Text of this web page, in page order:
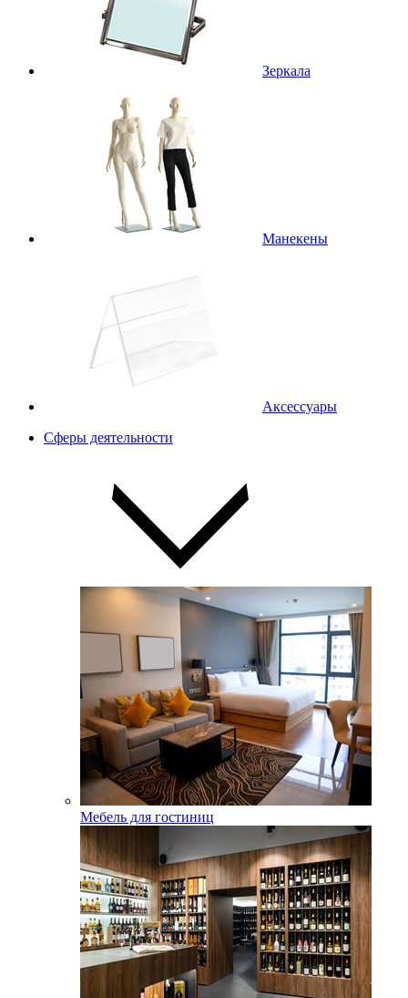
Зеркала
Манекены
Аксессуары
Сферы деятельности
Мебель для гостиниц